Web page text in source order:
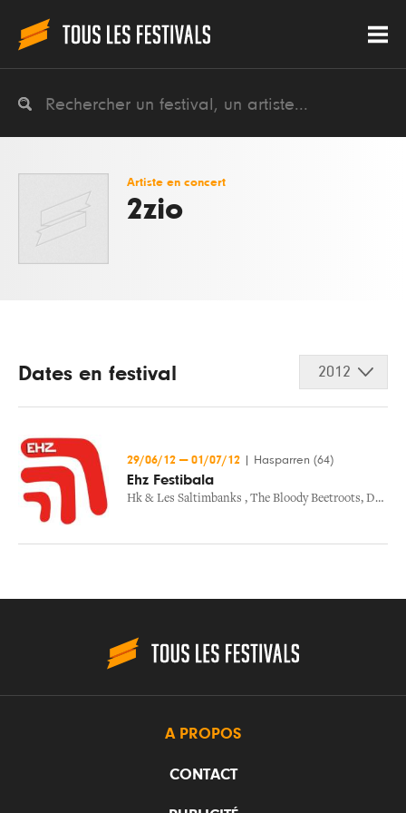
Artiste en concert
2zio
Dates en festival 2012
29/06/12 — 01/07/12 Hasparren (64)
Ehz Festibala
Hk & Les Saltimbanks , The Bloody Beetroots, Danakil
A PROPOS
CONTACT